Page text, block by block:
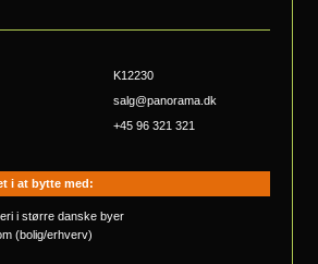
K12230
salg@panorama.dk
+45 96 321 321
i at bytte med:
i større danske byer
(bolig/erhverv)